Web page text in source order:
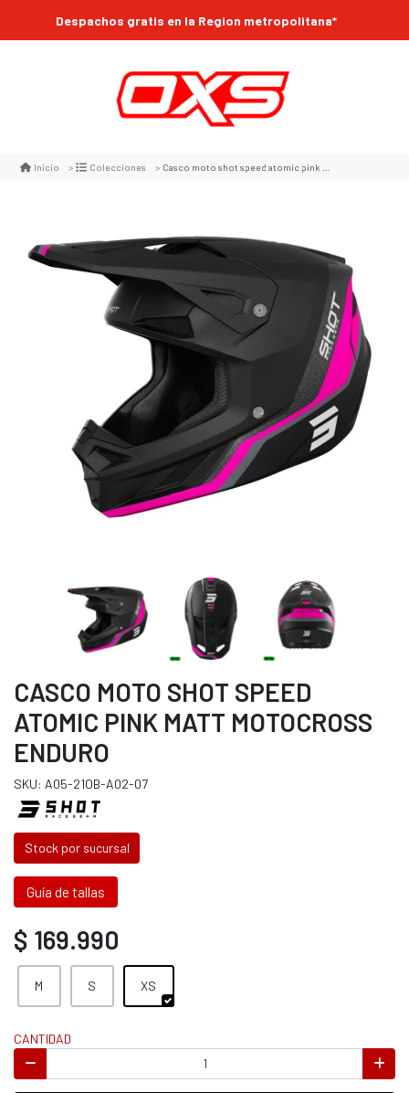
Despachos gratis en la Region metropolitana*
Inicio Colecciones Casco moto shot speed atomic pink matt motocross enduro
CASCO MOTO SHOT SPEED
ATOMIC PINK MATT MOTOCROSS
ENDURO
SKU: A05-21OB-A02-07
Stock por sucursal
Guía de tallas
$ 169.990
M S XS
CANTIDAD